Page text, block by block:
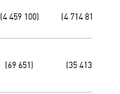
(4 459 100) (4 714 810)
(69 651) (35 413)